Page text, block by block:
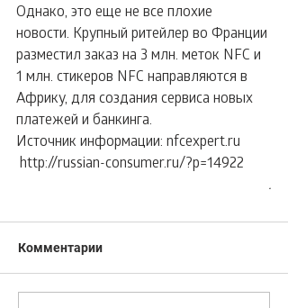
Однако, это еще не все плохие
новости. Крупный ритейлер во Франции
разместил заказ на 3 млн. меток NFC и
1 млн. стикеров NFC направляются в
Африку, для создания сервиса новых
платежей и банкинга.
Источник информации: nfcexpert.ru
http://russian-consumer.ru/?p=14922
.
Комментарии